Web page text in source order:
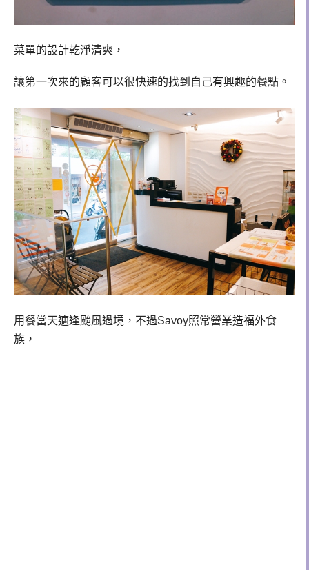
菜單的設計乾淨清爽，
讓第一次來的顧客可以很快速的找到自己有興趣的餐點。
用餐當天適逢颱風過境，不過Savoy照常營業造福外食
族，